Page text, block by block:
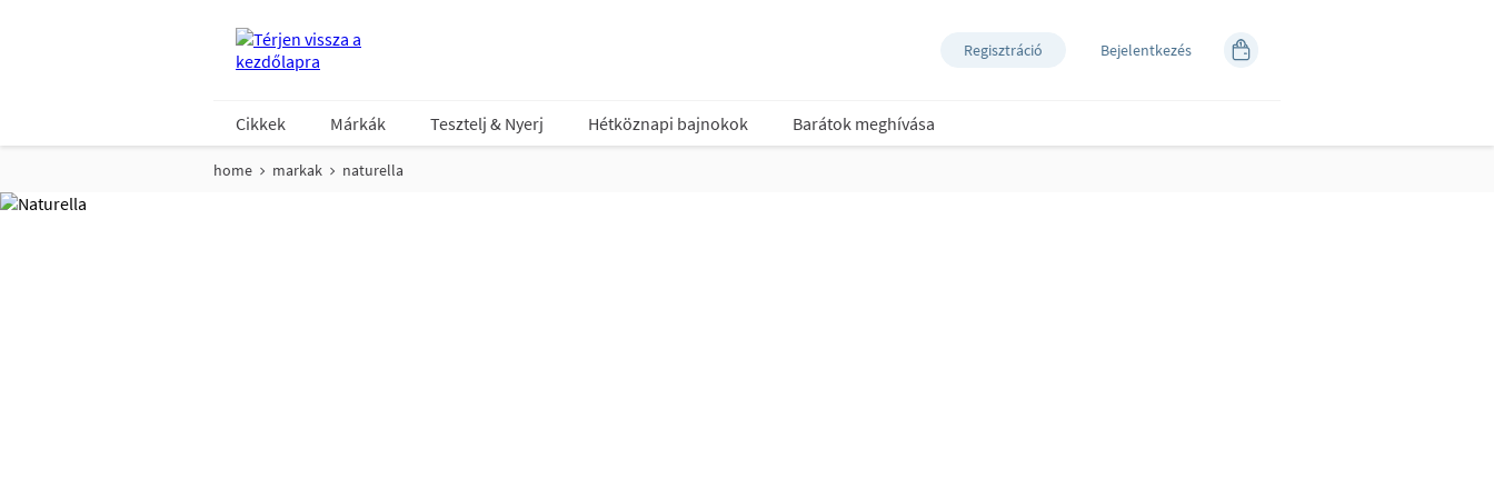
Regisztráció Bejelentkezés
Cikkek Márkák Tesztelj & Nyerj Hétköznapi bajnokok Barátok meghívása
home markak naturella